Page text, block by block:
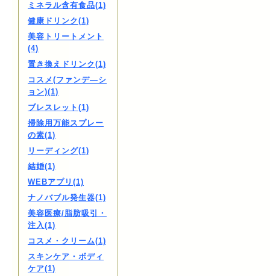
ミネラル含有食品(1)
健康ドリンク(1)
美容トリートメント
(4)
置き換えドリンク(1)
コスメ(ファンデ―シ
ョン)(1)
ブレスレット(1)
掃除用万能スプレー
の素(1)
リーディング(1)
結婚(1)
WEBアプリ(1)
ナノバブル発生器(1)
美容医療/脂肪吸引・
注入(1)
コスメ・クリーム(1)
スキンケア・ボディ
ケア(1)